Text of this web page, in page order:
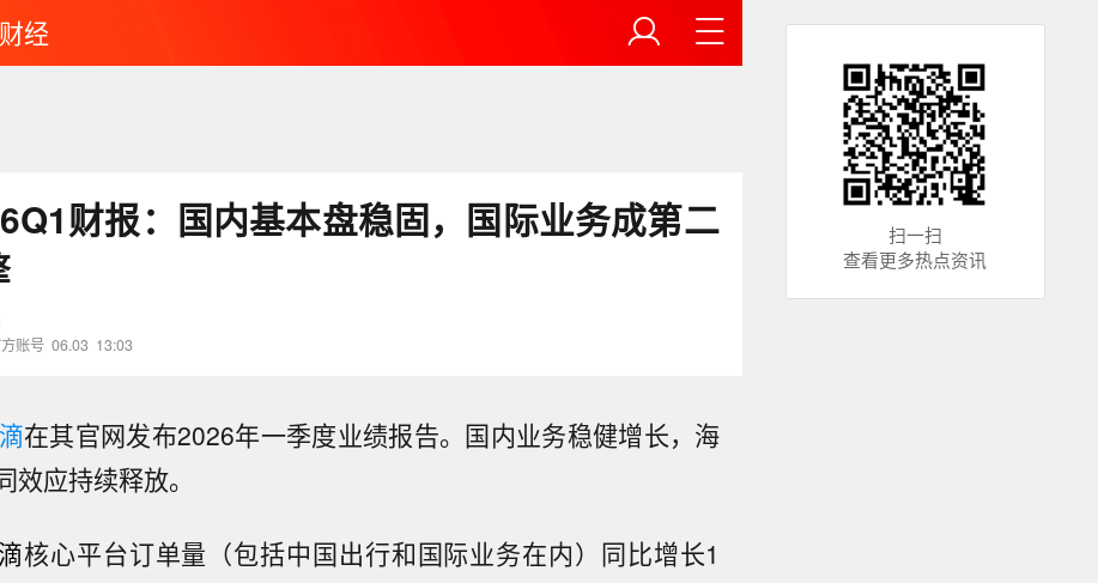
经
财报：国内基本盘稳固，国际业务成第二
账号 06.03 13:03
在其官网发布2026年一季度业绩报告。国内业务稳健增长，海
效应持续释放。
核心平台订单量（包括中国出行和国际业务在内）同比增长1
扫一扫
查看更多热点资讯